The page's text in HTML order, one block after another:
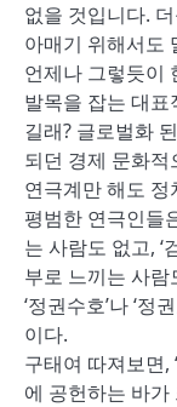
없을 것입니다.
아매기 위해서도
언제나 그렇듯이
발목을 잡는 대표
길래? 글로벌화
되던 경제 문화
연극계만 해도
평범한 연극인들
는 사람도 없고, ‘
부로 느끼는 사
‘정권수호’나 ‘정
이다.
구태여 따져보면,
에 공헌하는 바